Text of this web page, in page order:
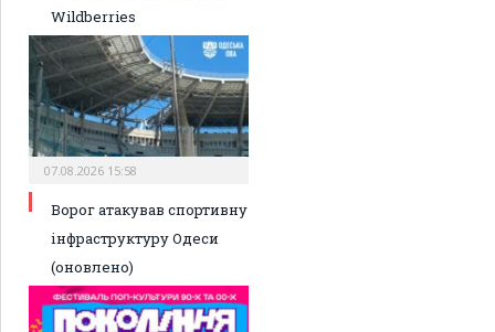
Wildberries
07.08.2026 15:58
Ворог атакував спортивну
інфраструктуру Одеси
(оновлено)